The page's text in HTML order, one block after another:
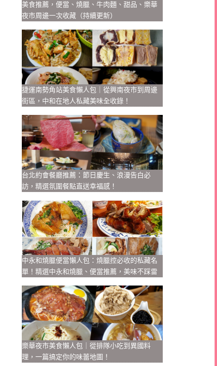
美食推薦，便當、燒臘、牛肉麵、甜品、樂華
夜市周邊一次收藏（持續更新）
捷運南勢角站美食懶人包｜從興南夜市到周邊
街區，中和在地人私藏美味全收錄！
台北約會餐廳推薦：節日慶生、浪漫告白必
訪，精選氛圍餐點直送幸福感！
中永和燒臘便當懶人包：燒臘控必收的私藏名
單！精選中永和燒臘、便當推薦，美味不踩雷
樂華夜市美食懶人包｜從排隊小吃到異國料
理，一篇搞定你的味蕾地圖！